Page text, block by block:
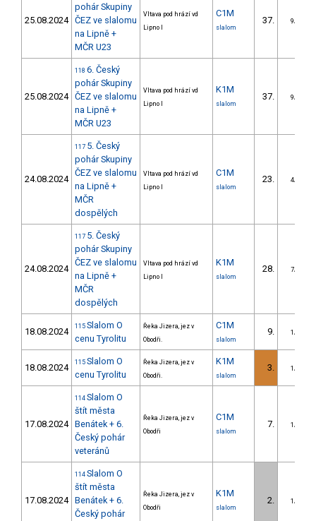
25.08.2024
pohár Skupiny
ČEZ ve slalomu
na Lipně +
MČR U23
Vltava pod hrází vd
Lipno I
C1M
slalom
37. 9/DS
25.08.2024
118 6. Český
pohár Skupiny
ČEZ ve slalomu
na Lipně +
MČR U23
Vltava pod hrází vd
Lipno I
K1M
slalom
37. 9/DS
24.08.2024
117 5. Český
pohár Skupiny
ČEZ ve slalomu
na Lipně +
MČR
dospělých
Vltava pod hrází vd
Lipno I
C1M
slalom
23. 4/DS
24.08.2024
117 5. Český
pohár Skupiny
ČEZ ve slalomu
na Lipně +
MČR
dospělých
Vltava pod hrází vd
Lipno I
K1M
slalom
28. 7/DS
18.08.2024 115 Slalom O
cenu Tyrolitu
Řeka Jizera, jez v
Obodři.
C1M
slalom
9. 1/DS
18.08.2024 115 Slalom O
cenu Tyrolitu
Řeka Jizera, jez v
Obodři.
K1M
slalom
3. 1/DS
17.08.2024
114 Slalom O
štít města
Benátek + 6.
Český pohár
veteránů
Řeka Jizera, jez v
Obodři
C1M
slalom
7. 1/DS
17.08.2024
114 Slalom O
štít města
Benátek + 6.
Český pohár
Řeka Jizera, jez v
Obodři
K1M
slalom
2. 1/DS